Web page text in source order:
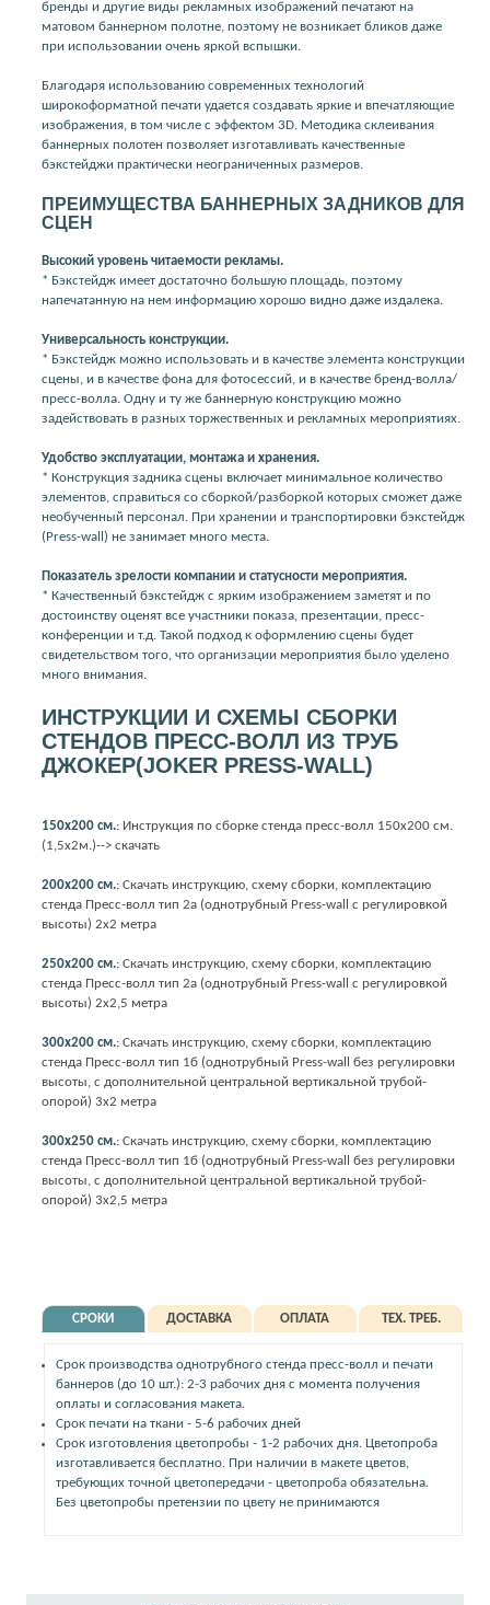
бренды и другие виды рекламных изображений печатают на
матовом баннерном полотне, поэтому не возникает бликов даже
при использовании очень яркой вспышки.
Благодаря использованию современных технологий
широкоформатной печати удается создавать яркие и впечатляющие
изображения, в том числе с эффектом 3D. Методика склеивания
баннерных полотен позволяет изготавливать качественные
бэкстейджи практически неограниченных размеров.
ПРЕИМУЩЕСТВА БАННЕРНЫХ ЗАДНИКОВ ДЛЯ
СЦЕН
Высокий уровень читаемости рекламы.
* Бэкстейдж имеет достаточно большую площадь, поэтому
напечатанную на нем информацию хорошо видно даже издалека.
Универсальность конструкции.
* Бэкстейдж можно использовать и в качестве элемента конструкции
сцены, и в качестве фона для фотосессий, и в качестве бренд-волла/
пресс-волла. Одну и ту же баннерную конструкцию можно
задействовать в разных торжественных и рекламных мероприятиях.
Удобство эксплуатации, монтажа и хранения.
* Конструкция задника сцены включает минимальное количество
элементов, справиться со сборкой/разборкой которых сможет даже
необученный персонал. При хранении и транспортировки бэкстейдж
(Press-wall) не занимает много места.
Показатель зрелости компании и статусности мероприятия.
* Качественный бэкстейдж с ярким изображением заметят и по
достоинству оценят все участники показа, презентации, пресс-
конференции и т.д. Такой подход к оформлению сцены будет
свидетельством того, что организации мероприятия было уделено
много внимания.
ИНСТРУКЦИИ И СХЕМЫ СБОРКИ
СТЕНДОВ ПРЕСС-ВОЛЛ ИЗ ТРУБ
ДЖОКЕР(JOKER PRESS-WALL)
150х200 см.: Инструкция по сборке стенда пресс-волл 150х200 см.
(1,5х2м.)--> скачать
200х200 см.: Скачать инструкцию, схему сборки, комплектацию
стенда Пресс-волл тип 2а (однотрубный Press-wall с регулировкой
высоты) 2х2 метра
250х200 см.: Скачать инструкцию, схему сборки, комплектацию
стенда Пресс-волл тип 2а (однотрубный Press-wall с регулировкой
высоты) 2х2,5 метра
300х200 см.: Скачать инструкцию, схему сборки, комплектацию
стенда Пресс-волл тип 1б (однотрубный Press-wall без регулировки
высоты, с дополнительной центральной вертикальной трубой-
опорой) 3х2 метра
300х250 см.: Скачать инструкцию, схему сборки, комплектацию
стенда Пресс-волл тип 1б (однотрубный Press-wall без регулировки
высоты, с дополнительной центральной вертикальной трубой-
опорой) 3х2,5 метра
СРОКИ ДОСТАВКА ОПЛАТА ТЕХ. ТРЕБ.
Срок производства однотрубного стенда пресс-волл и печати
баннеров (до 10 шт.): 2-3 рабочих дня с момента получения
оплаты и согласования макета.
Срок печати на ткани - 5-6 рабочих дней
Срок изготовления цветопробы - 1-2 рабочих дня. Цветопроба
изготавливается бесплатно. При наличии в макете цветов,
требующих точной цветопередачи - цветопроба обязательна.
Без цветопробы претензии по цвету не принимаются